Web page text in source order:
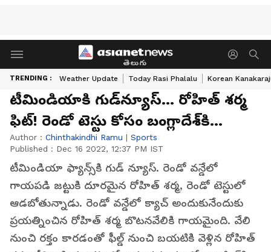
తెలుగు
TRENDING : Weather Update Today Rasi Phalalu Korean
టీమిండియాకి గుడ్‌న్యూస్... రోహిత్ శర్మ
ఫిట్! రెండో టెస్టు కోసం బంగ్లాదేశ్‌కి...
Author : Chinthakindhi Ramu | Sports
Published : Dec 16 2022, 12:37 PM IST
టీమిండియా ఫ్యాన్స్‌కి గుడ్ న్యూస్. రెండో వన్డేలో
గాయపడి జట్టుకి దూరమైన రోహిత్ శర్మ, రెండో టెస్టులో
ఆడబోతున్నాడు. రెండో వన్డేలో క్యాచ్ అందుకునేందుకు
ప్రయత్నించిన రోహిత్ శర్మ బొటనవేలికి గాయమైంది. వేలి
నుంచి రక్తం కారడంతో ఫీల్డ్ నుంచి బయటికి వెళ్లిన రోహిత్